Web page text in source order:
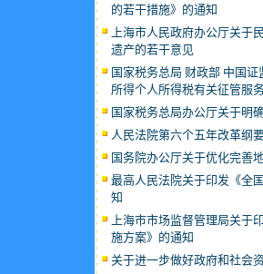
的若干措施》的通知
上海市人民政府办公厅关于
遗产的若干意见
国家税务总局 财政部 中国
所得个人所得税有关征管服
国家税务总局办公厅关于明
人民法院第六个五年改革纲
国务院办公厅关于优化完善
最高人民法院关于印发《全
知
上海市市场监督管理局关于
施方案》的通知
关于进一步做好政府和社会